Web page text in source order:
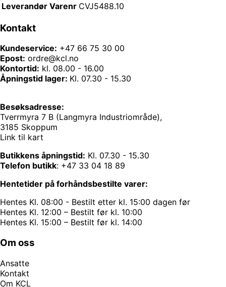
Leverandør Varenr CVJ5488.10
Kontakt
Kundeservice: +47 66 75 30 00
Epost: ordre@kcl.no
Kontortid: kl. 08.00 - 16.00
Åpningstid lager: Kl. 07.30 - 15.30
Besøksadresse:
Tverrmyra 7 B (Langmyra Industriområde),
3185 Skoppum
Link til kart
Butikkens åpningstid: Kl. 07.30 - 15.30
Telefon butikk: +47 33 04 18 89
Hentetider på forhåndsbestilte varer:
Hentes Kl. 08:00 - Bestilt etter kl. 15:00 dagen før
Hentes Kl. 12:00 – Bestilt før kl. 10:00
Hentes Kl. 15:00 – Bestilt før kl. 14:00
Om oss
Ansatte
Kontakt
Om KCL